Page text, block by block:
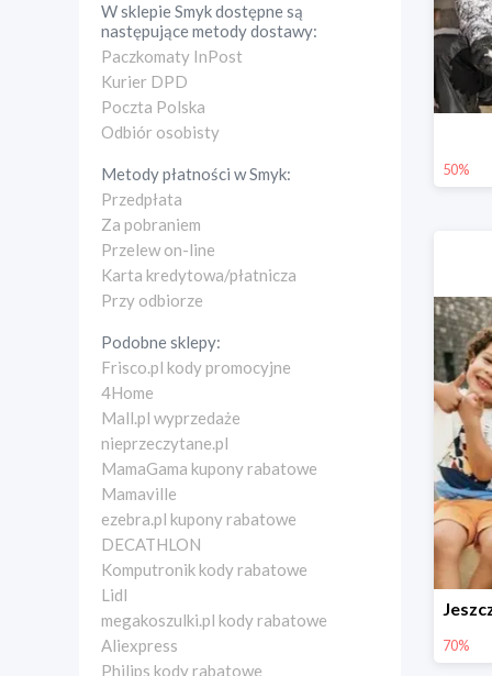
W sklepieSmykdostępne są
następujące metody dostawy:
Paczkomaty InPost
Kurier DPD
Poczta Polska
Odbiór osobisty
Metody płatności wSmyk:
Przedpłata
Za pobraniem
Przelew on-line
Karta kredytowa/płatnicza
Przy odbiorze
Podobne sklepy:
Frisco.pl kody promocyjne
4Home
Mall.pl wyprzedaże
nieprzeczytane.pl
MamaGama kupony rabatowe
Mamaville
ezebra.pl kupony rabatowe
DECATHLON
Komputronik kody rabatowe
Lidl
megakoszulki.pl kody rabatowe
Aliexpress
Philips kody rabatowe
50%
70%